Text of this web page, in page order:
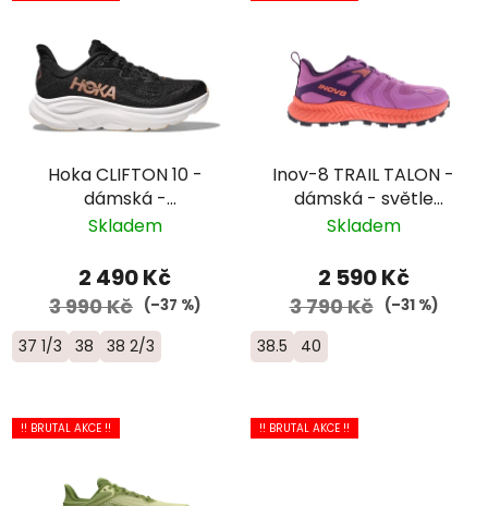
Hoka CLIFTON 10 -
dámská -
černá/růžová
Skladem
2 490 Kč
3 990 Kč (–37 %)
37 1/3 38 38 2/3
Inov-8 TRAIL TALON -
dámská - světle
fialová
Skladem
2 590 Kč
3 790 Kč (–31 %)
38.5 40
!! BRUTAL AKCE !! !! BRUTAL AKCE !!